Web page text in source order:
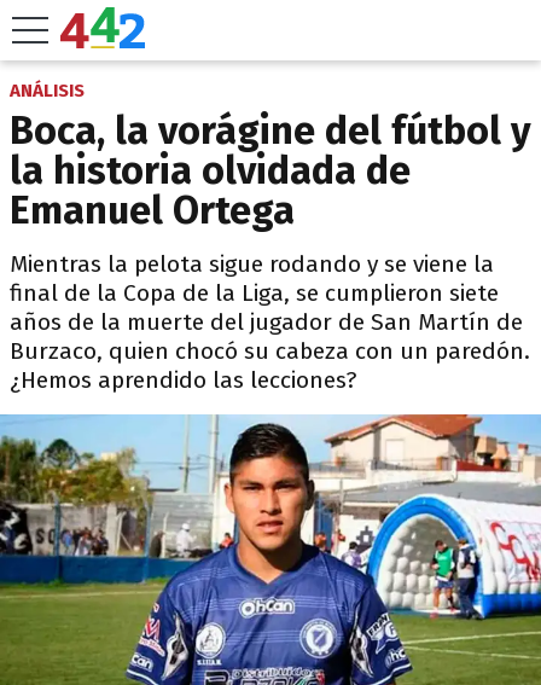
ANÁLISIS
Boca, la vorágine del fútbol y
la historia olvidada de
Emanuel Ortega
Mientras la pelota sigue rodando y se viene la
final de la Copa de la Liga, se cumplieron siete
años de la muerte del jugador de San Martín de
Burzaco, quien chocó su cabeza con un paredón.
¿Hemos aprendido las lecciones?